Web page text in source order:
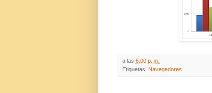
a las 6:00 p. m.
Etiquetas: Navegadores